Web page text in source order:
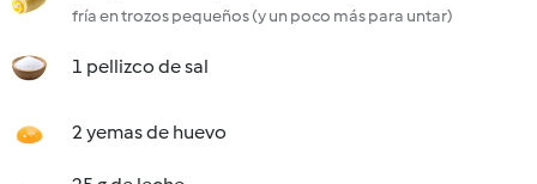
fría en trozos pequeños (y un poco más para untar)
1 pellizco de sal
2 yemas de huevo